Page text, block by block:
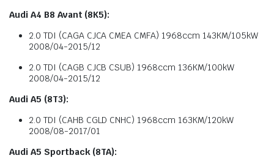
Audi A4 B8 Avant (8K5):
2.0 TDI (CAGA CJCA CMEA CMFA) 1968ccm 143KM/105kW
2008/04-2015/12
2.0 TDI (CAGB CJCB CSUB) 1968ccm 136KM/100kW
2008/04-2015/12
Audi A5 (8T3):
2.0 TDI (CAHB CGLD CNHC) 1968ccm 163KM/120kW
2008/08-2017/01
Audi A5 Sportback (8TA):